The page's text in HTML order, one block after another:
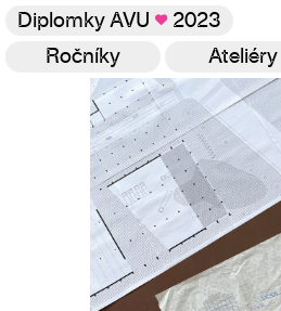
Diplomky AVU ♥ 2023
Ročníky
Ateliéry